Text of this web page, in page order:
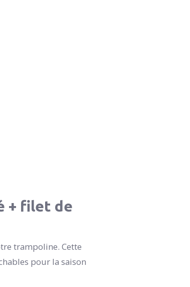
+ filet de
trampoline. Cette
pour la saison